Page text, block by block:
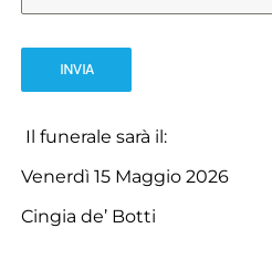
INVIA
Il funerale sarà il:
Venerdì 15 Maggio 2026
Cingia de’ Botti